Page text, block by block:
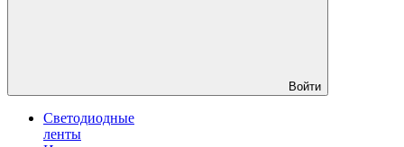
Войти
Светодиодные
ленты